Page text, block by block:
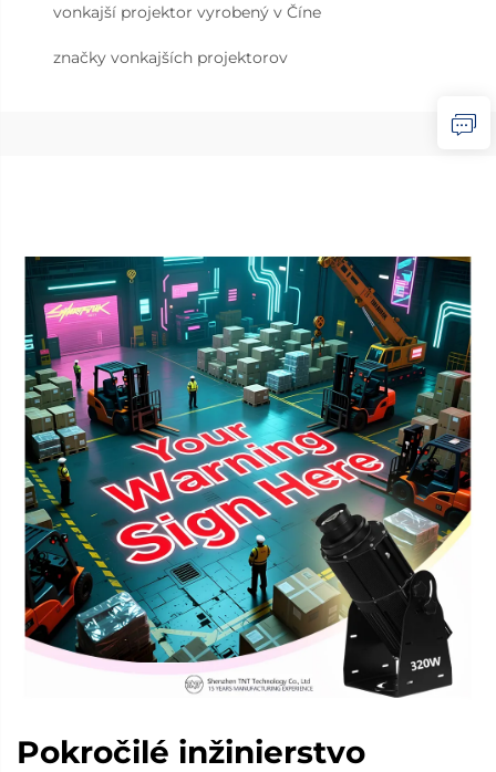
vonkajší projektor vyrobený v Číne
značky vonkajších projektorov
Pokročilé inžinierstvo